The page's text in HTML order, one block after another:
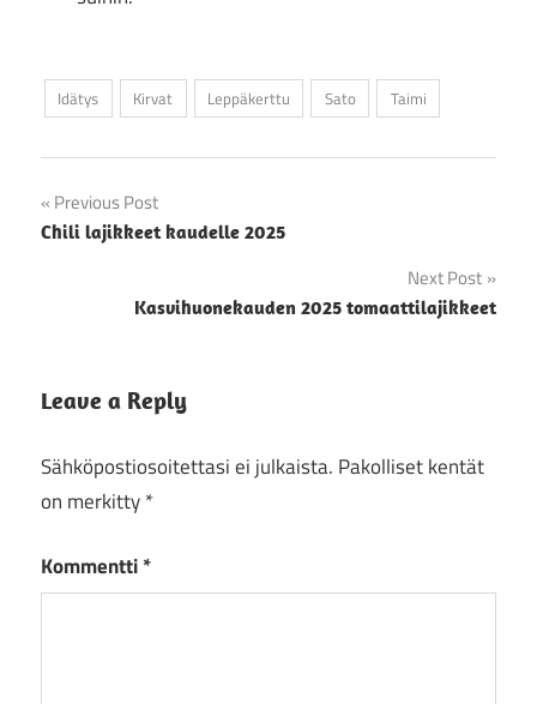
Idätys Kirvat Leppäkerttu Sato Taimi
Artikkelien
selaus
Previous Post
Chili lajikkeet kaudelle 2025
Next Post
Kasvihuonekauden 2025 tomaattilajikkeet
Leave a Reply
Sähköpostiosoitettasi ei julkaista. Pakolliset kentät
on merkitty*
Kommentti*